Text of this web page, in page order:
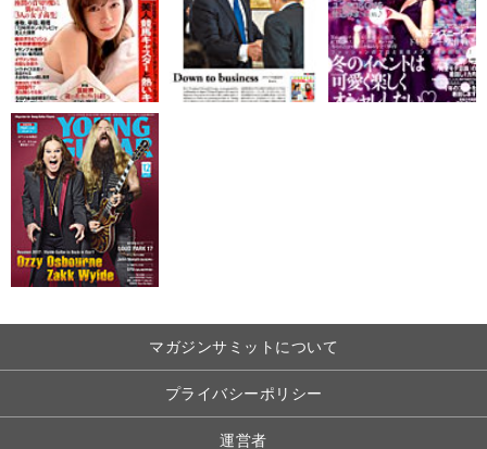
マガジンサミットについて
プライバシーポリシー
運営者